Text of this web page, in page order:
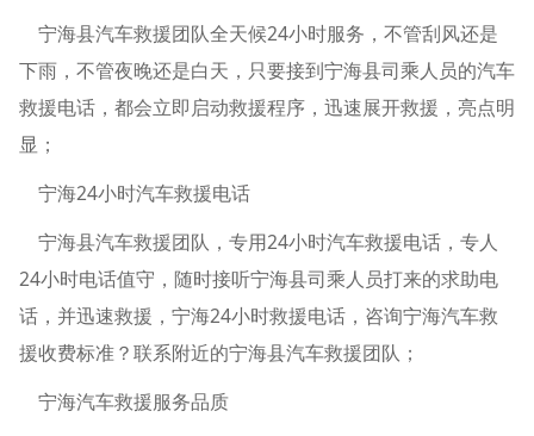
宁海县汽车救援团队全天候24小时服务，不管刮风还是
下雨，不管夜晚还是白天，只要接到宁海县司乘人员的汽车
救援电话，都会立即启动救援程序，迅速展开救援，亮点明
显；
宁海24小时汽车救援电话
宁海县汽车救援团队，专用24小时汽车救援电话，专人
24小时电话值守，随时接听宁海县司乘人员打来的求助电
话，并迅速救援，宁海24小时救援电话，咨询宁海汽车救
援收费标准？联系附近的宁海县汽车救援团队；
宁海汽车救援服务品质